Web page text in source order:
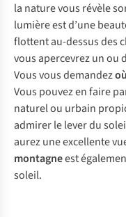
la nature vous révèle
lumière est d’une
flottent au-dessus des
vous apercevrez un ou
Vous vous demandez
Vous pouvez en faire
naturel ou urbain
admirer le lever du
aurez une excellente
montagneest
soleil.